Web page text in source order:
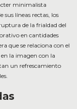
minimalista
líneas rectas, los
de la frialdad del
en cantidades
que se relaciona con el
la imagen con la
un refrescamiento